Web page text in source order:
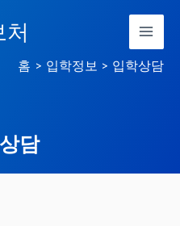
홈 입학정보 입학상담
담